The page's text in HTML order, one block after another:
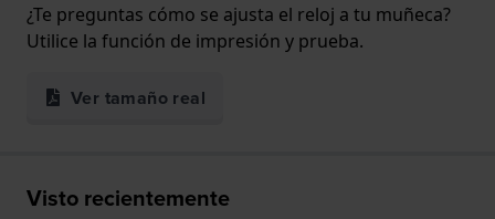
¿Te preguntas cómo se ajusta el reloj a tu muñeca?
Utilice la función de impresión y prueba.
Ver tamaño real
Visto recientemente